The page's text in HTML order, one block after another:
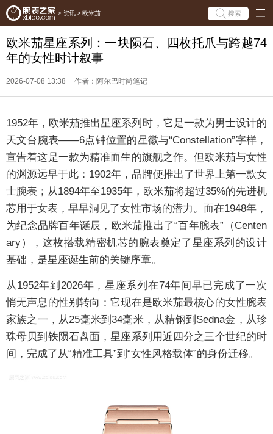
> 资讯 > 欧米茄 搜索
欧米茄星座系列：一块陨石、四枚托爪与跨越74
年的女性时计叙事
2026-07-08 13:38 作者：阿尔巴时尚笔记
1952年，欧米茄推出星座系列时，它是一款为男士设计的
天文台腕表——6点钟位置的星徽与“Constellation”字样，
宣告着这是一款为精准而生的旗舰之作。但欧米茄与女性
的渊源远早于此：1902年，品牌便推出了世界上第一款女
士腕表；从1894年至1935年，欧米茄将超过35%的先进机
芯用于女表，早早洞见了女性市场的潜力。而在1948年，
为纪念品牌百年诞辰，欧米茄推出了“百年腕表”（Centen
ary），这枚搭载精密机芯的腕表奠定了星座系列的设计
基础，是星座诞生前的关键序章。
从1952年到2026年，星座系列在74年间早已完成了一次
悄无声息的性别转向：它现在是欧米茄最核心的女性腕表
家族之一，从25毫米到34毫米，从精钢到Sedna金，从珍
珠母贝到铁陨石盘面，星座系列用近四分之三个世纪的时
间，完成了从“精准工具”到“女性风格载体”的身份迁移。